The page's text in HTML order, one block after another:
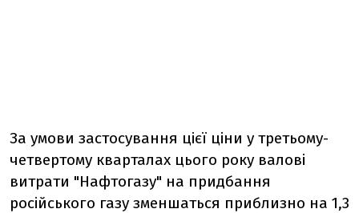
За умови застосування цієї ціни у третьому-
четвертому кварталах цього року валові
витрати "Нафтогазу" на придбання
російського газу зменшаться приблизно на 1,3